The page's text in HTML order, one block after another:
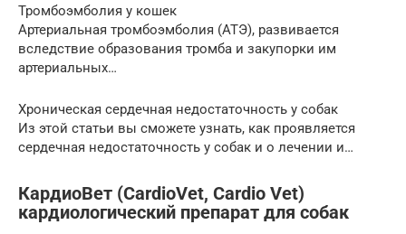
Тромбоэмболия у кошек
Артериальная тромбоэмболия (АТЭ), развивается
вследствие образования тромба и закупорки им
артериальных…
Хроническая сердечная недостаточность у собак
Из этой статьи вы сможете узнать, как проявляется
сердечная недостаточность у собак и о лечении и…
КардиоВет (CardioVet, Cardio Vet)
кардиологический препарат для собак